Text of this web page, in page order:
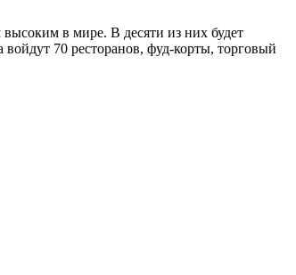
в мире. В десяти из них будет
70 ресторанов, фуд-корты, торговый